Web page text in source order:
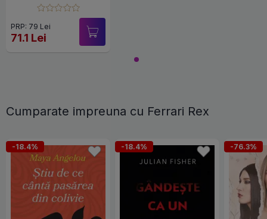
PRP: 79 Lei
71.1 Lei
Cumparate impreuna cu Ferrari Rex
-18.4% -18.4% -76.3%